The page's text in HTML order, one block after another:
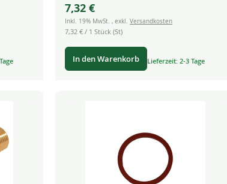
7,32 €
Inkl. 19% MwSt.,exkl.Versandkosten
7,32 € / 1 Stück (St)
In den Warenkorb Lieferzeit: 2-3 Tage